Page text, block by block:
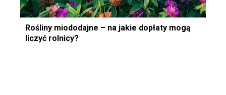
Rośliny miododajne – na jakie dopłaty mogą
liczyć rolnicy?